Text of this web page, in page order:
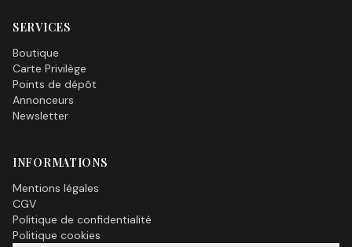
SERVICES
Boutique
Carte Privilège
Points de dépôt
Annonceurs
Newsletter
INFORMATIONS
Mentions légales
CGV
Politique de confidentialité
Politique cookies